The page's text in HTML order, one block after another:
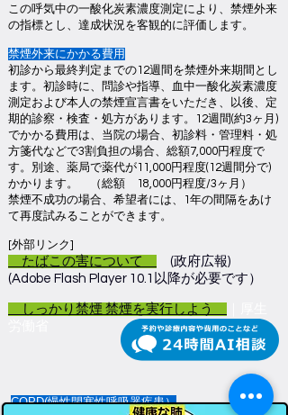
この呼気中の一酸化炭素濃度測定により、禁煙外来
の指標とし、達成状況を客観的に評価します。
禁煙外来にかかる費用
初診から最終判定までの12週間を禁煙外来期間とし
ます。初診時に、問診や指導、血中一酸化炭素濃度
測定および本人の禁煙宣言書をいただき、以後、定
期的診察・検査・処方があります。12週間(約3ヶ月)
でかかる費用は、当院の場合、初診料・管理料・処
方箋代などで3割負担の場合、総額7,000円程度で
す。別途、薬局で薬代が11,000円程度(12週間分で)
かかります。 （総額 18,000円程度/3ヶ月）
禁煙不成功の場合、希望者には、1年の間隔をあけ
て再度試みることができます。
[外部リンク]
たばこの害について
(政府広報)
(Adobe Flash Player 10.1以降が必要です）
しっかり禁煙 禁煙を実行しよう
COPD(慢性閉塞性呼吸器疾患）